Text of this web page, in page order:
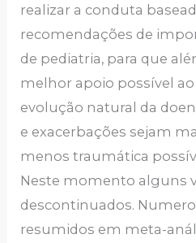
realizar a conduta
recomendações de
de pediatria, para que
melhor apoio possível
evolução natural da
e exacerbações sejam
menos traumática
Neste momento alguns
descontinuados.
resumidos em meta-